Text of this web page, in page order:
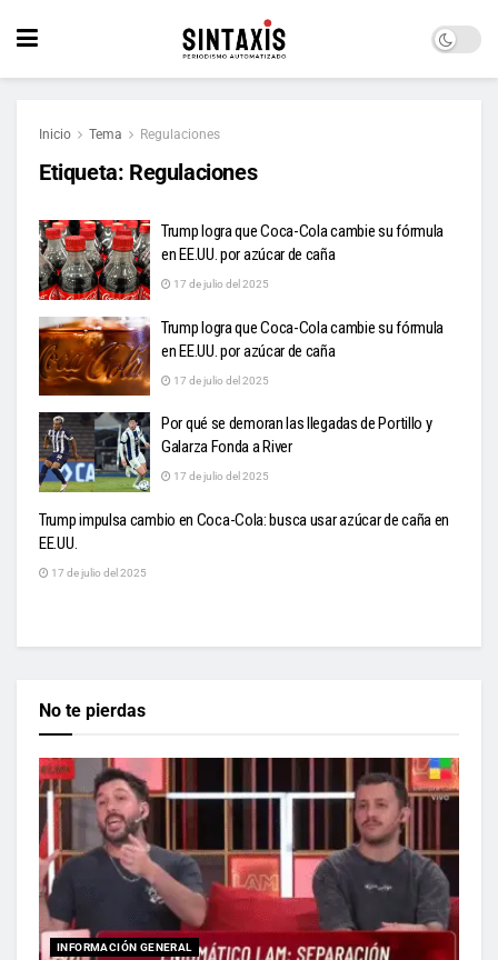
Inicio Tema Regulaciones
Etiqueta: Regulaciones
Trump logra que Coca-Cola cambie su fórmula
en EE.UU. por azúcar de caña
17 de julio del 2025
Trump logra que Coca-Cola cambie su fórmula
en EE.UU. por azúcar de caña
17 de julio del 2025
Por qué se demoran las llegadas de Portillo y
Galarza Fonda a River
17 de julio del 2025
Trump impulsa cambio en Coca-Cola: busca usar azúcar de caña en
EE.UU.
17 de julio del 2025
No te pierdas
INFORMACIÓN GENERAL